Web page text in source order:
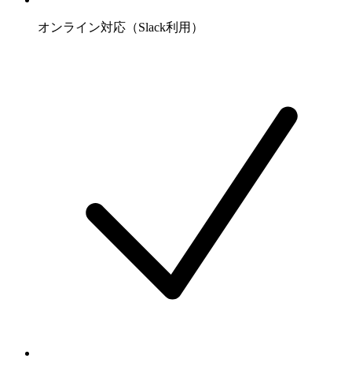
オンライン対応（Slack利用）